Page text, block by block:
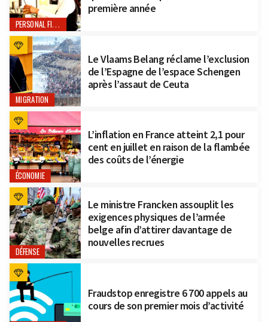
PERSONAL FINANCE
première année
MIGRATION
Le Vlaams Belang réclame l’exclusion
de l’Espagne de l’espace Schengen
après l’assaut de Ceuta
ÉCONOMIE
L’inflation en France atteint 2,1 pour
cent en juillet en raison de la flambée
des coûts de l’énergie
DÉFENSE
Le ministre Francken assouplit les
exigences physiques de l’armée
belge afin d’attirer davantage de
nouvelles recrues
Fraudstop enregistre 6 700 appels au
cours de son premier mois d’activité